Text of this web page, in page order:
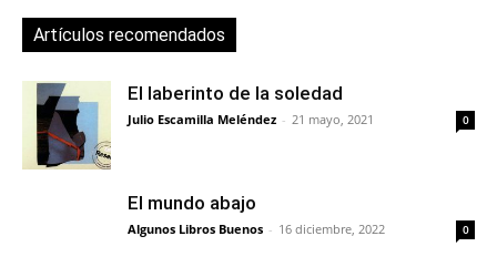
Artículos recomendados
El laberinto de la soledad
Julio Escamilla Meléndez - 21 mayo, 2021 0
El mundo abajo
Algunos Libros Buenos - 16 diciembre, 2022 0